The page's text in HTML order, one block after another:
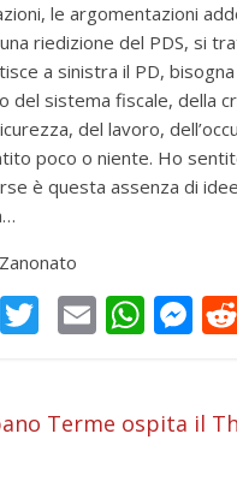
le argomentazioni
riedizione del PDS, si
a sinistra il PD,
del sistema fiscale, della
del lavoro,
poco o niente. Ho
è questa assenza di
F T
er
E
l
W
s
M
e
Terme ospita il